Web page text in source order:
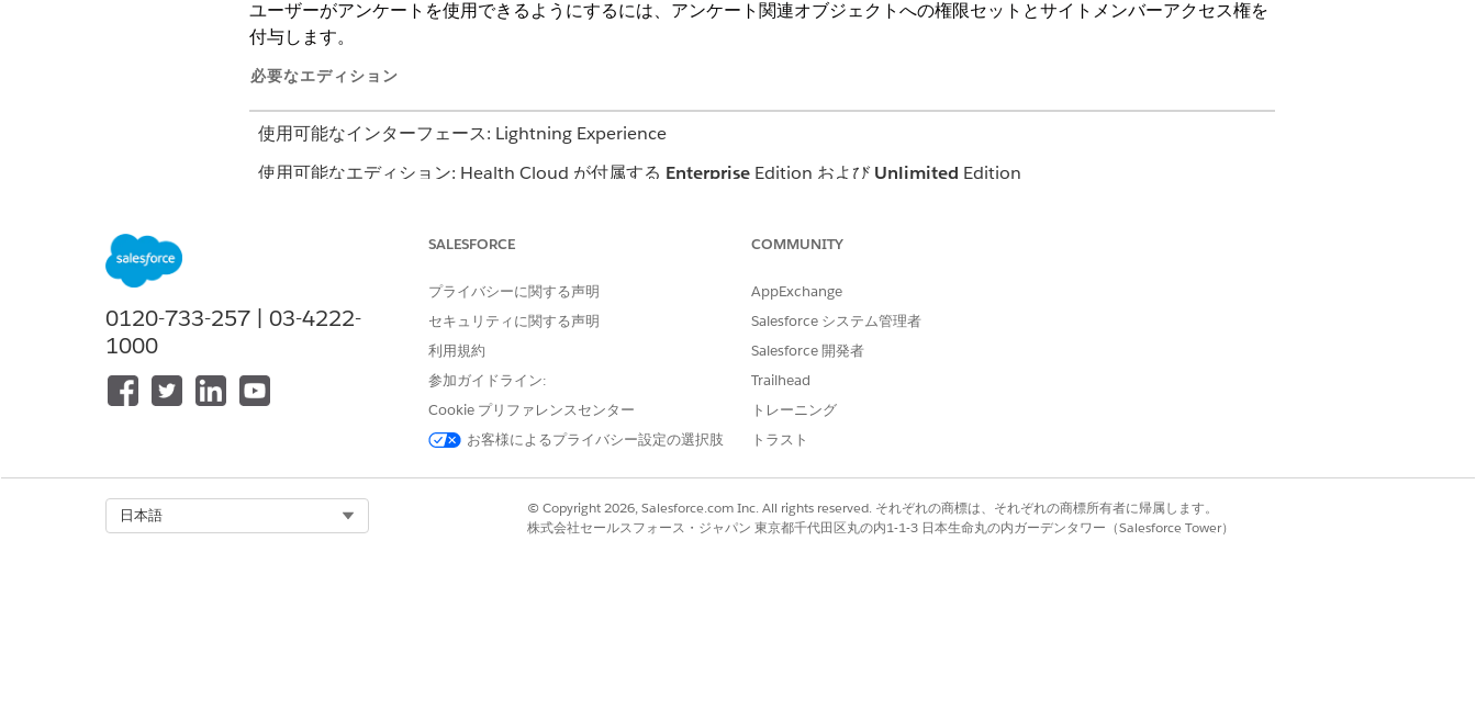
ユーザーがアンケートを使用できるようにするには、アンケート関連オブジェクトへの権限セットとサイトメンバーアクセス権を
付与します。
必要なエディション
使用可能なインターフェース: Lightning Experience
使用可能なエディション: Health Cloud が付属する EnterpriseEdition および Unlimited Edition
件名に対する「参照」、「作成」、「編集」、および「削除」アクセス
配信された権限セットのリストを検索するには、[ ボックスに「権限セット」
をコピーし、コピーした権限セットの新しい名前を入力します。
コピーした権限セットの [
オブジェクト設定]で、評価を作成および配布する権限を管理者権限セットに付与します。
招待: 参照、作成、編集、削除
変更を保存します。
コピーした権限セットをユーザーに割り当ててください。
0120-733-257 | 03-4222-
1000
SALESFORCE
プライバシーに関する声明
セキュリティに関する声明
利用規約
参加ガイドライン:
Cookie プリファレンスセンター
お客様によるプライバシー設定の選択肢
COMMUNITY
AppExchange
Salesforce システム管理者
Salesforce 開発者
Trailhead
トレーニング
トラスト
日本語
© Copyright 2026, Salesforce.com Inc. All rights reserved. それぞれの商標は、それぞれの商標所有者に帰属します。
株式会社セールスフォース・ジャパン 東京都千代田区丸の内1-1-3 日本生命丸の内ガーデンタワー（Salesforce Tower）